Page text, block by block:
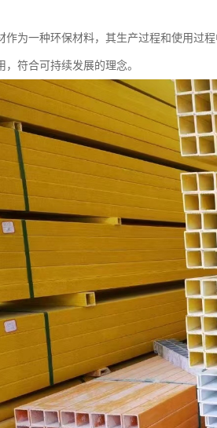
作为一种环保材料，其生产过程和使用过
，符合可持续发展的理念。